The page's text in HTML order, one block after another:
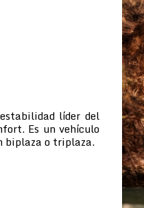
líder del
Es un vehículo
biplaza o triplaza.